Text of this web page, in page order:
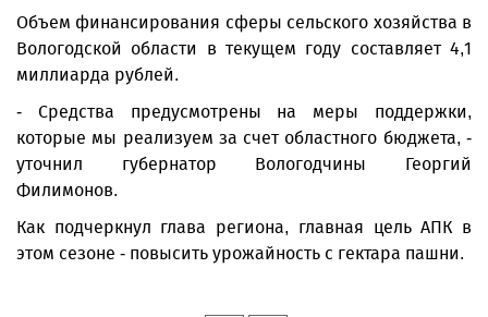
Объем финансирования сферы сельского хозяйства в
Вологодской области в текущем году составляет 4,1
миллиарда рублей.
- Средства предусмотрены на меры поддержки,
которые мы реализуем за счет областного бюджета, -
уточнил губернатор Вологодчины Георгий
Филимонов.
Как подчеркнул глава региона, главная цель АПК в
этом сезоне - повысить урожайность с гектара пашни.